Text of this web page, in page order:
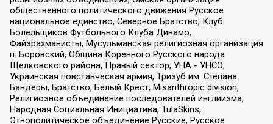
общественного политического движения Русское
национальное единство, Северное Братство, Клуб
Болельщиков Футбольного Клуба Динамо,
Файзрахманисты, Мусульманская религиозная организация
п. Боровский, Община Коренного Русского народа
Щелковского района, Правый сектор, УНА - УНСО,
Украинская повстанческая армия, Тризуб им. Степана
Бандеры, Братство, Белый Крест, Misanthropic division,
Религиозное объединение последователей инглиизма,
Народная Социальная Инициатива, TulaSkins,
Этнополитическое объединение Русские, Русское